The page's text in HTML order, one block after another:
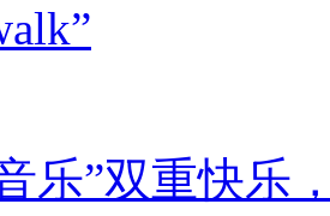
乐”双重快乐